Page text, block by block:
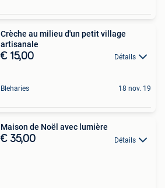
Crèche au milieu d'un petit village
artisanale
€ 15,00 Détails
Bleharies 18 nov. 19
Maison de Noël avec lumière
€ 35,00 Détails